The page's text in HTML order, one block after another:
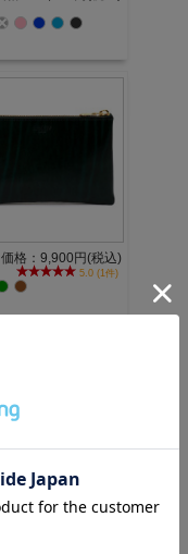
価格：9,900円(税込)
5.0 (1件)